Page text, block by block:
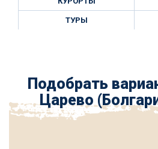
ТУРЫ
Подобрать
Царево